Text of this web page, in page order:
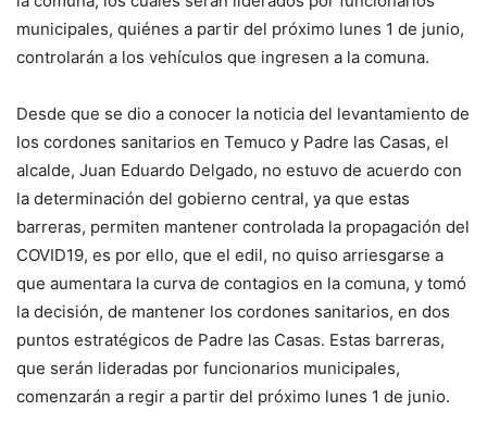
municipales, quiénes a partir del próximo lunes 1 de junio,
controlarán a los vehículos que ingresen a la comuna.
Desde que se dio a conocer la noticia del levantamiento de
los cordones sanitarios en Temuco y Padre las Casas, el
alcalde, Juan Eduardo Delgado, no estuvo de acuerdo con
la determinación del gobierno central, ya que estas
barreras, permiten mantener controlada la propagación del
COVID19, es por ello, que el edil, no quiso arriesgarse a
que aumentara la curva de contagios en la comuna, y tomó
la decisión, de mantener los cordones sanitarios, en dos
puntos estratégicos de Padre las Casas. Estas barreras,
que serán lideradas por funcionarios municipales,
comenzarán a regir a partir del próximo lunes 1 de junio.